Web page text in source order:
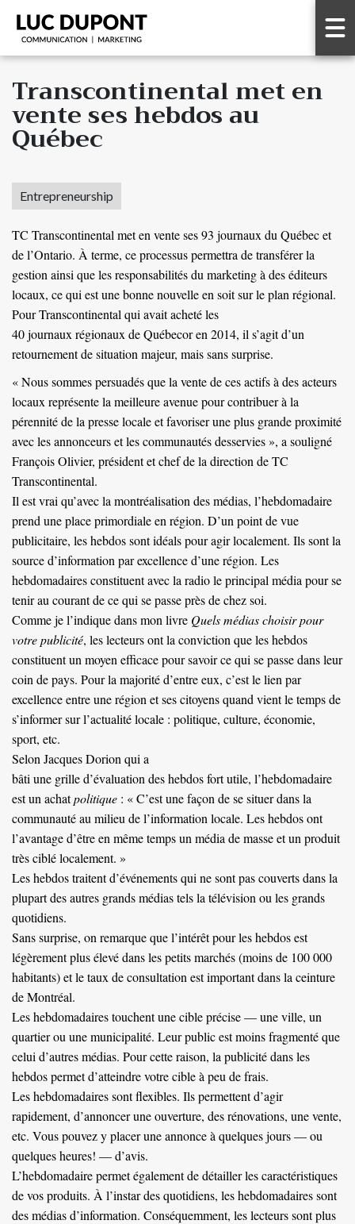
Transcontinental met en
vente ses hebdos au
Québec
Entrepreneurship
TC Transcontinental met en vente ses 93 journaux du Québec et
de l’Ontario. À terme, ce processus permettra de transférer la
gestion ainsi que les responsabilités du marketing à des éditeurs
locaux, ce qui est une bonne nouvelle en soit sur le plan régional.
Pour Transcontinental qui avait acheté les
40 journaux régionaux de Québecor en 2014, il s’agit d’un
retournement de situation majeur, mais sans surprise.
« Nous sommes persuadés que la vente de ces actifs à des acteurs
locaux représente la meilleure avenue pour contribuer à la
pérennité de la presse locale et favoriser une plus grande proximité
avec les annonceurs et les communautés desservies », a souligné
François Olivier, président et chef de la direction de TC
Transcontinental.
Il est vrai qu’avec la montréalisation des médias, l’hebdomadaire
prend une place primordiale en région. D’un point de vue
publicitaire, les hebdos sont idéals pour agir localement. Ils sont la
source d’information par excellence d’une région. Les
hebdomadaires constituent avec la radio le principal média pour se
tenir au courant de ce qui se passe près de chez soi.
Comme je l’indique dans mon livre Quels médias choisir pour
votre publicité, les lecteurs ont la conviction que les hebdos
constituent un moyen efficace pour savoir ce qui se passe dans leur
coin de pays. Pour la majorité d’entre eux, c’est le lien par
excellence entre une région et ses citoyens quand vient le temps de
s’informer sur l’actualité locale : politique, culture, économie,
sport, etc.
Selon Jacques Dorion qui a
bâti une grille d’évaluation des hebdos fort utile, l’hebdomadaire
est un achatpolitique : « C’est une façon de se situer dans la
communauté au milieu de l’information locale. Les hebdos ont
l’avantage d’être en même temps un média de masse et un produit
très ciblé localement. »
Les hebdos traitent d’événements qui ne sont pas couverts dans la
plupart des autres grands médias tels la télévision ou les grands
quotidiens.
Sans surprise, on remarque que l’intérêt pour les hebdos est
légèrement plus élevé dans les petits marchés (moins de 100 000
habitants) et le taux de consultation est important dans la ceinture
de Montréal.
Les hebdomadaires touchent une cible précise — une ville, un
quartier ou une municipalité. Leur public est moins fragmenté que
celui d’autres médias. Pour cette raison, la publicité dans les
hebdos permet d’atteindre votre cible à peu de frais.
Les hebdomadaires sont flexibles. Ils permettent d’agir
rapidement, d’annoncer une ouverture, des rénovations, une vente,
etc. Vous pouvez y placer une annonce à quelques jours — ou
quelques heures! — d’avis.
L’hebdomadaire permet également de détailler les caractéristiques
de vos produits. À l’instar des quotidiens, les hebdomadaires sont
des médias d’information. Conséquemment, les lecteurs sont plus